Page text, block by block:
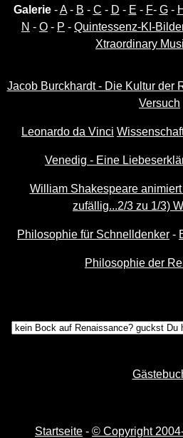
Galerie-A- B - C - D - E - F- G- H
N - O - P - Quintessenz-KI-
Xtraordinary
Jacob Burckhardt - Die Kultur der
Versuch
Leonardo da Vinci
Venedig - Eine
William Shakespeare
zufällig...2/3 zu 1/3)
Philosophie für Schnelldenker -
Philosophie der
Startseite - © Copyright